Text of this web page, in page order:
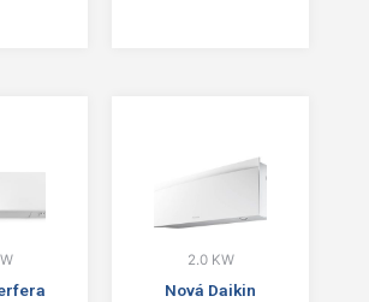
2.0 KW
Nová Daikin